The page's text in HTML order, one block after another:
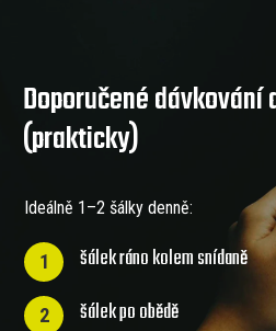
Doporučené dávkování
(prakticky)
Ideálně 1–2 šálky denně:
1 šálek ráno kolem snídaně
2 šálek po obědě